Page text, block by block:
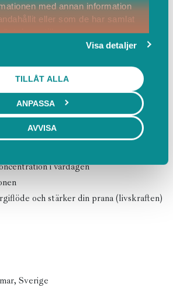
med annan information
eller som de har samlat
deras tjänster.
Visa detaljer
TILLÅT ALLA
ANPASSA
AVVISA
i ett specifikt flöde och ordning
sittande samt avslutande
hålla linjering och blickfokus för att dra
Yoga
gifter och slaggprodukter
och smidighet
i vardagen
och stärker din prana (livskraften)
Sverige